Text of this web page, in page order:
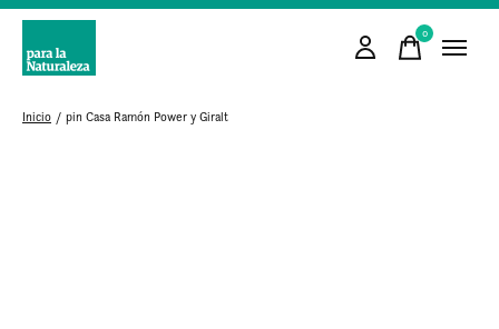
0items
Inicio / pin Casa Ramón Power y Giralt